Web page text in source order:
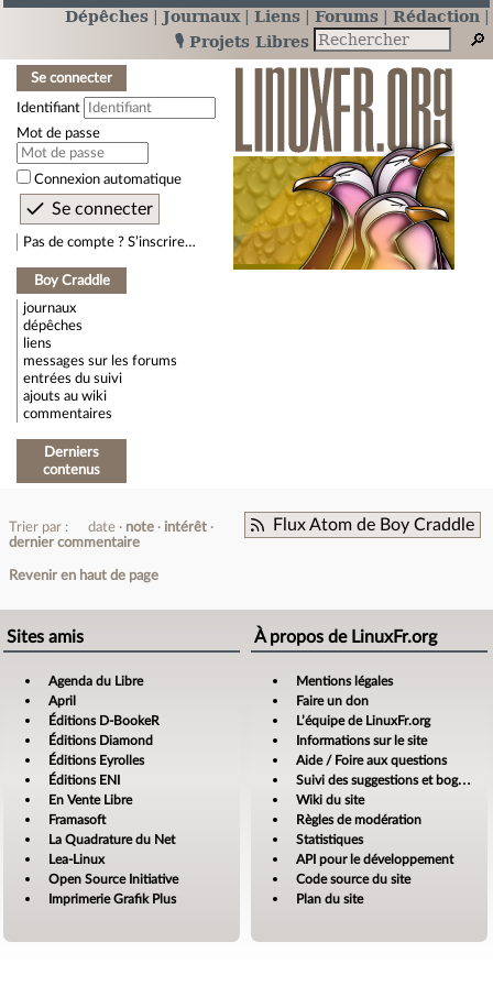
Dépêches Journaux Liens Forums
Rédaction
🎙️ Projets Libres
Se connecter
Identifiant
Mot de passe
Connexion automatique
Pas de compte ? S’inscrire…
Boy Craddle
journaux
dépêches
liens
messages sur les forums
entrées du suivi
ajouts au wiki
commentaires
Derniers
contenus
Flux Atom de Boy Craddle
Trier par : date note
intérêt
dernier commentaire
Revenir en haut de page
Sites amis
Agenda du Libre
April
Éditions D-BookeR
Éditions Diamond
Éditions Eyrolles
Éditions ENI
En Vente Libre
Framasoft
La Quadrature du Net
Lea-Linux
Open Source Initiative
Imprimerie Grafik Plus
À propos de LinuxFr.org
Mentions légales
Faire un don
L’équipe de LinuxFr.org
Informations sur le site
Aide / Foire aux questions
Suivi des suggestions et bogues
Wiki du site
Règles de modération
Statistiques
API pour le développement
Code source du site
Plan du site